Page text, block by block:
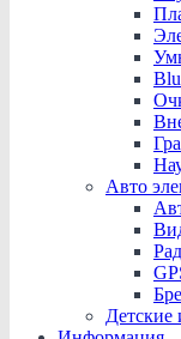
Авто
Детские